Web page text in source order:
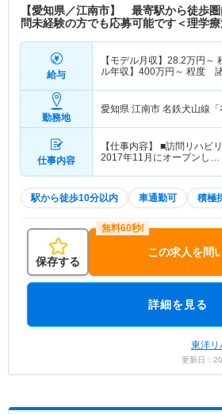
【愛知県／江南市】 最寄駅から徒歩
問未経験の方でも応募可能です＜理学療
給与
【モデル月収】 28.2万円～
ル年収】 400万円～ 程度
勤務地
愛知県 江南市 名鉄犬山線「
仕事内容
【仕事内容】 ■訪問リハ
2017年11月にオープンし…
駅から徒歩10分以内 車通勤可 積極
保存する
この求人を問
詳細を見る
東洋リ
更新日：